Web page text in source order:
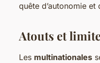
quête d’autonomie
Atouts et
Les multinationales